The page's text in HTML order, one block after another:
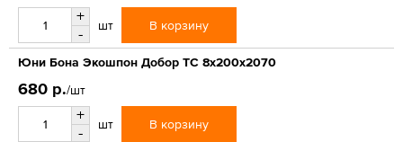
+
-
шт В корзину
Юни Бона Экошпон Добор ТС 8x200x2070
680 р./шт
+
-
шт В корзину